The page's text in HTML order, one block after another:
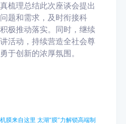
梳理总结此次座谈会提出
题和需求，及时衔接科
极推动落实。同时，继续
活动，持续营造全社会尊
于创新的浓厚氛围。
膜来自这里 太湖“膜”力解锁高端制